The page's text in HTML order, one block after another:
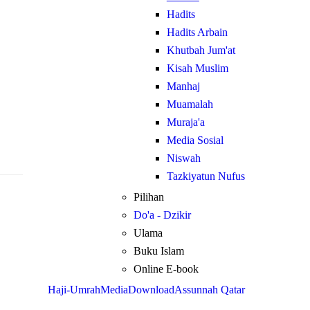
Hadits
Hadits Arbain
Khutbah Jum'at
Kisah Muslim
Manhaj
Muamalah
Muraja'a
Media Sosial
Niswah
Tazkiyatun Nufus
Pilihan
Do'a - Dzikir
Ulama
Buku Islam
Online E-book
Haji-UmrahMediaDownloadAssunnah Qatar